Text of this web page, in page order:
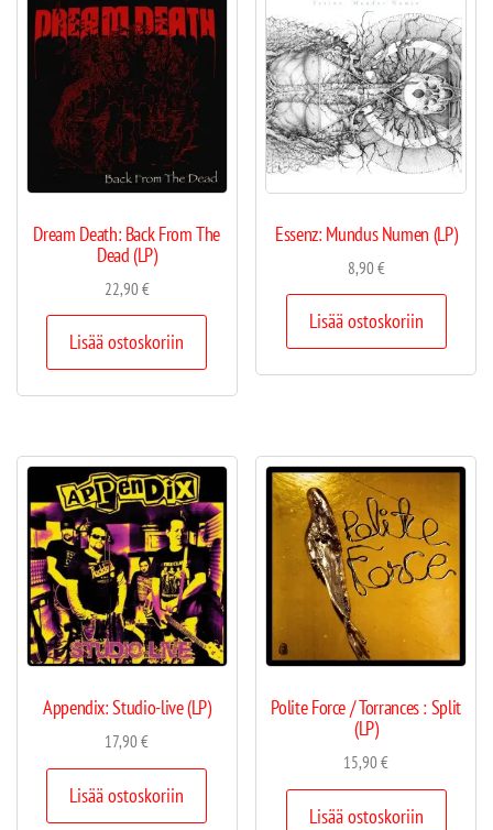
Dream Death: Back From The
Dead (LP)
22,90€
Lisää ostoskoriin
Essenz: Mundus Numen (LP)
8,90€
Lisää ostoskoriin
Appendix: Studio-live (LP)
17,90€
Lisää ostoskoriin
Polite Force / Torrances : Split
(LP)
15,90€
Lisää ostoskoriin